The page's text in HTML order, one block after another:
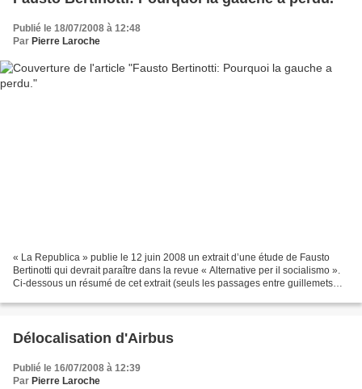
Publié le 18/07/2008 à 12:48
Par Pierre Laroche
« La Republica » publie le 12 juin 2008 un extrait d’une étude de Fausto
Bertinotti qui devrait paraître dans la revue « Alternative per il socialismo ».
Ci-dessous un résumé de cet extrait (seuls les passages entre guillemets
Délocalisation d'Airbus
Publié le 16/07/2008 à 12:39
Par Pierre Laroche